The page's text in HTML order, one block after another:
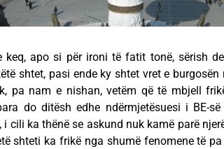
keq, apo si për ironi të fatit tonë, sërish
shtet, pasi ende ky shtet vret e
pa nam e nishan, vetëm që të mbjell
do ditësh edhe ndërmjetësuesi i BE-
i cili ka thënë se askund nuk kamë parë
shteti ka frikë nga shumë fenomene të